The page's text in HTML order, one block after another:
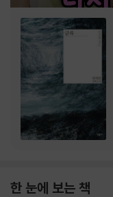
한 눈에 보는 책